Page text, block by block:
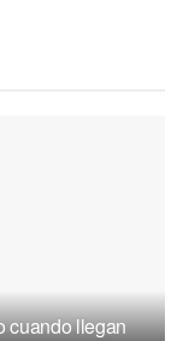
cuando llegan